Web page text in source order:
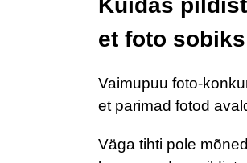
Kuidas
et foto
Vaimupuu foto-
et parimad fotod
Väga tihti pole